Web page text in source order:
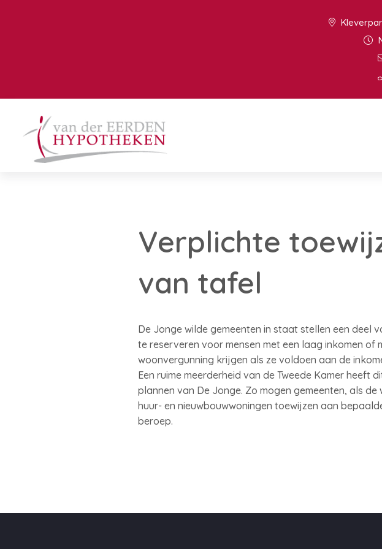
Verplichte
van tafel
De Jonge wilde gemeenten in staat stellen een deel
te reserveren voor mensen met een laag inkomen of
woonvergunning krijgen als ze voldoen aan de
Een ruime meerderheid van de Tweede Kamer heeft
plannen van De Jonge. Zo mogen gemeenten, als
huur- en nieuwbouwwoningen toewijzen aan
beroep.